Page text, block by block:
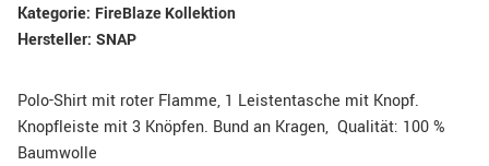
Kategorie: FireBlaze Kollektion
Hersteller: SNAP
Polo-Shirt mit roter Flamme, 1 Leistentasche mit Knopf.
Knopfleiste mit 3 Knöpfen. Bund an Kragen, Qualität: 100 %
Baumwolle